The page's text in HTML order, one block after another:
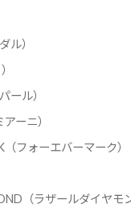
ル）
ール）
ーニ）
フォーエバーマーク）
（ラザールダイヤモン